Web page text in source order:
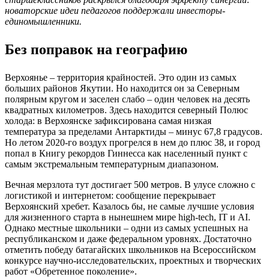
новаторские идеи педагогов поддержали инвесторы-
единомышленники.
Без поправок на географию
Верхоянье – территория крайностей. Это один из самых
больших районов Якутии. Но находится он за Северным
полярным кругом и заселен слабо – один человек на десять
квадратных километров. Здесь находится северный Полюс
холода: в Верхоянске зафиксирована самая низкая
температура за пределами Антарктиды – минус 67,8 градусов.
Но летом 2020-го воздух прогрелся в нем до плюс 38, и город
попал в Книгу рекордов Гиннесса как населенный пункт с
самым экстремальным температурным диапазоном.
Вечная мерзлота тут достигает 500 метров. В улусе сложно с
логистикой и интернетом: сообщение перекрывает
Верхоянский хребет. Казалось бы, не самые лучшие условия
для жизненного старта в нынешнем мире high-tech, IT и AI.
Однако местные школьники – одни из самых успешных на
республиканском и даже федеральном уровнях. Достаточно
отметить победу батагайских школьников на Всероссийском
конкурсе научно-исследовательских, проектных и творческих
работ «Обретенное поколение».